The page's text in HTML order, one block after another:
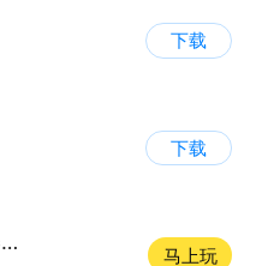
下载
下载
航母舰载机模拟器游戏软件
马上玩